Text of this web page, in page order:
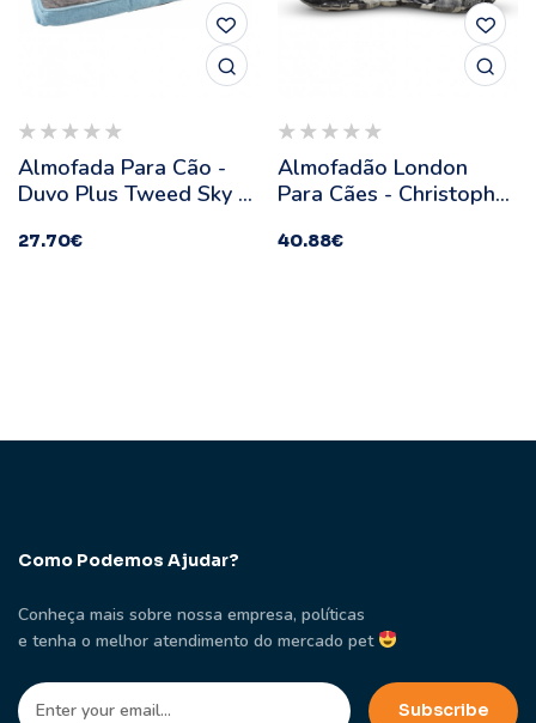
Almofada Para Cão -
Duvo Plus Tweed Sky -
27.70€
Almofadão London
Para Cães - Christopher
40.88€
Como Podemos Ajudar?
Conheça mais sobre nossa empresa, políticas
e tenha o melhor atendimento do mercado pet